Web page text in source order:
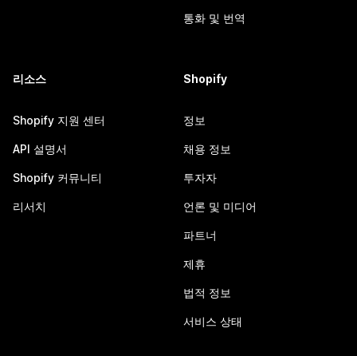
통화 및 번역
리소스
Shopify 지원 센터
API 설명서
Shopify 커뮤니티
리서치
Shopify
정보
채용 정보
투자자
언론 및 미디어
파트너
제휴
법적 정보
서비스 상태